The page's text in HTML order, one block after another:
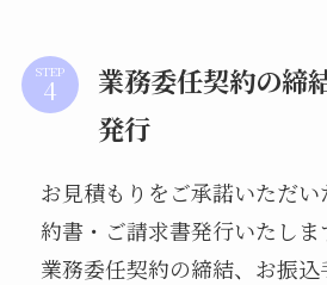
STEP
業務委任契約の締
発行
お見積もりをご承諾いただ
約書・ご請求書発行いたしま
業務委任契約の締結、お振